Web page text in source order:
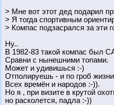
> Мне вот этот дед подарил
> Я тогда спортивным
> Компас подзасрался за эти
Ну..
В 1982-83 такой компас
Сравни с нынешними топами.
Может и удивишься :-)
Отполируешь - и по гроб
Всех времён и народов :-)).
Но я , при визите в крутой
но расколется, падла :-))